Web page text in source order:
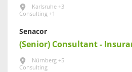
Karlsruhe +3
Consulting +1
Senacor
(Senior) Consultant -
Nürnberg +5
Consulting